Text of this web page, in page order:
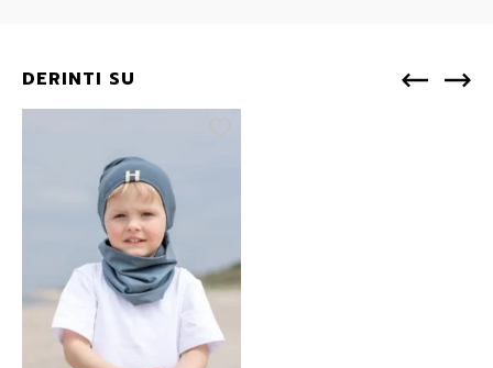
DERINTI SU